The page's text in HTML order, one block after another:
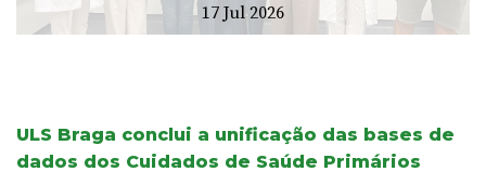
17 Jul 2026
ULS Braga conclui a unificação das bases de
dados dos Cuidados de Saúde Primários